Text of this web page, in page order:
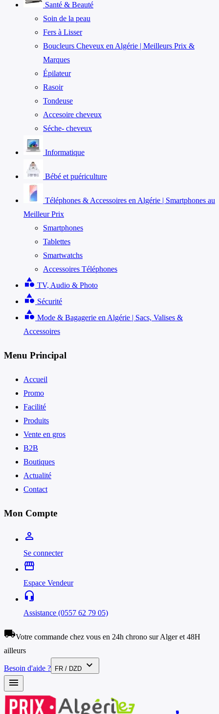
Santé & Beauté
Soin de la peau
Fers à Lisser
Boucleurs Cheveux en Algérie | Meilleurs Prix &
Marques
Épilateur
Rasoir
Tondeuse
Accesoire cheveux
Séche- cheveux
Informatique
Bébé et puériculture
Téléphones & Accessoires en Algérie | Smartphones au
Meilleur Prix
Smartphones
Tablettes
Smartwatchs
Accessoires Téléphones
category TV, Audio & Photo
category Sécurité
category Mode & Bagagerie en Algérie | Sacs, Valises &
Accessoires
Menu Principal
Accueil
Promo
Facilité
Produits
Vente en gros
B2B
Boutiques
Actualité
Contact
Mon Compte
person_outline
Se connecter
storefront
Espace Vendeur
headset_mic
Assistance (0557 62 79 05)
local_shippingVotre commande chez vous en 24h chrono sur Alger et 48H
ailleurs
Besoin d'aide ? FR / DZD
expand_more
menu